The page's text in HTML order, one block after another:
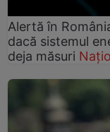
Alertă în
dacă sistemul
deja măsuri